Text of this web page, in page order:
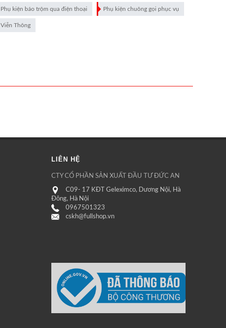
Phụ kiện báo trộm qua điện thoại Phụ kiện chuông gọi phục vụ
Viễn Thông
LIÊN HỆ
CTY CỔ PHẦN SẢN XUẤT ĐẦU TƯ ĐỨC AN
C09- 17 KĐT Geleximco, Dương Nội, Hà
Đông, Hà Nội
0967501323
cskh@fullshop.vn